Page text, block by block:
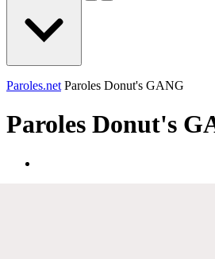
Paroles.net Paroles Donut's GANG
Paroles Donut's